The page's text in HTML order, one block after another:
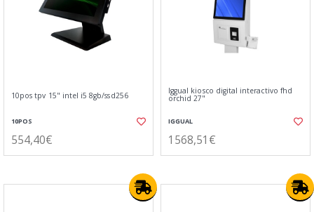
10pos tpv 15" intel i5 8gb/ssd256
10POS
554,40€
Iggual kiosco digital interactivo fhd
orchid 27"
IGGUAL
1568,51€